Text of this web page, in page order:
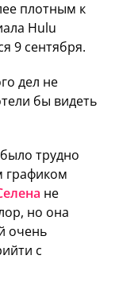
плотным к
Hulu
9 сентября.
дел не
бы видеть
трудно
графиком
не
но она
очень
с